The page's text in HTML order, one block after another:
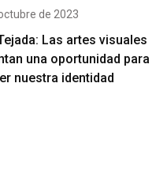
de 2023
Las artes visuales
una oportunidad para
nuestra identidad